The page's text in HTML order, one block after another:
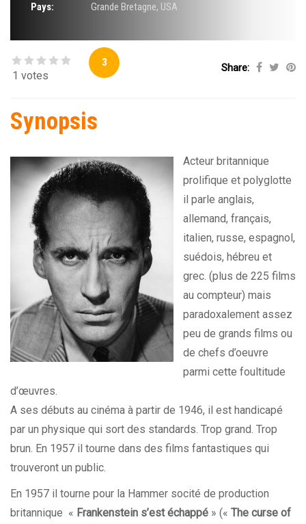
Pays:
Grande Bretagne, USA
1 votes
3 Share:
Synopsis
Acteur britannique
prolifique et polyglotte
il parle anglais,
allemand, français,
italien, russe, espagnol,
suédois, hébreu et
grec. (plus de 225 films
au compteur) mais
paradoxalement assez
peu de grands films ou
de chefs d’oeuvre
parmi cette foultitude
d’œuvres.
A ses débuts au cinéma à partir de 1946, il est handicapé
par un physique qui sort des standards. Trop grand. Trop
brun. En 1957 il tourne dans des films fantastiques qui
trouveront un public.
En 1957 il tourne pour la Hammer socité de production
britannique « Frankenstein s’est échappé » (« The curse of